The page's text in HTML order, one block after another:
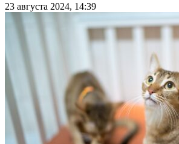
23 августа 2024, 14:39